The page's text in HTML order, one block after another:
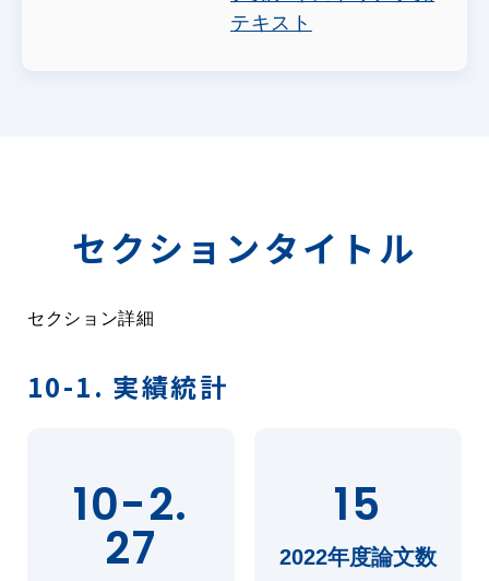
テキスト
セクションタイトル
セクション詳細
10-1. 実績統計
10-2.
27
15
2022年度論文数